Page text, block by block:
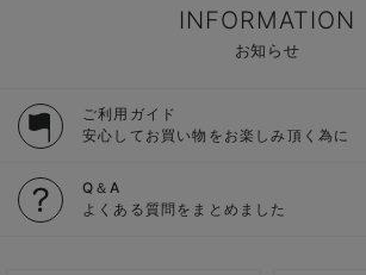
INFORMATION
お知らせ
ご利用ガイド
安心してお買い物をお楽しみ頂く為に
Q＆A
よくある質問をまとめました